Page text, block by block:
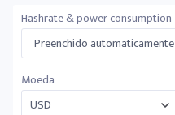
Hashrate & power consumption
Preenchido automaticamente
Moeda